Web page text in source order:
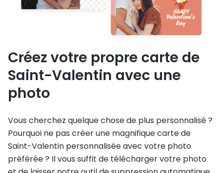
Créez votre propre carte de
Saint-Valentin avec une
photo
Vous cherchez quelque chose de plus personnalisé ?
Pourquoi ne pas créer une magnifique carte de
Saint-Valentin personnalisée avec votre photo
préférée ? Il vous suffit de télécharger votre photo